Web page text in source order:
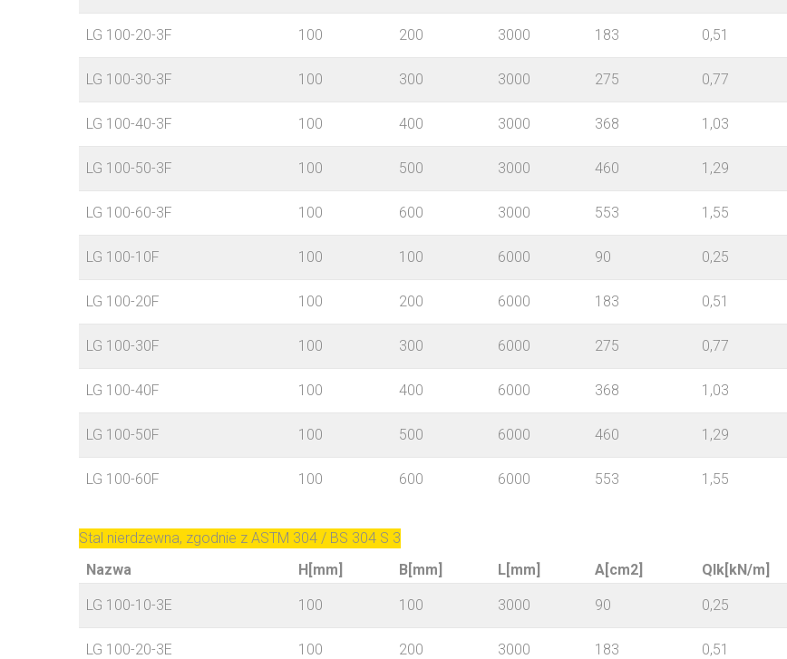
LG 100-20-3F 100 200 3000 183 0,51
LG 100-30-3F 100 300 3000 275 0,77
LG 100-40-3F 100 400 3000 368 1,03
LG 100-50-3F 100 500 3000 460 1,29
LG 100-60-3F 100 600 3000 553 1,55
LG 100-10F 100 100 6000 90 0,25
LG 100-20F 100 200 6000 183 0,51
LG 100-30F 100 300 6000 275 0,77
LG 100-40F 100 400 6000 368 1,03
LG 100-50F 100 500 6000 460 1,29
LG 100-60F 100 600 6000 553 1,55
Stal nierdzewna, zgodnie z ASTM 304 / BS 304 S 3
Nazwa
H[mm] B[mm] L[mm] A[cm2] Qlk[kN/m]
LG 100-10-3E 100 100 3000 90 0,25
LG 100-20-3E 100 200 3000 183 0,51